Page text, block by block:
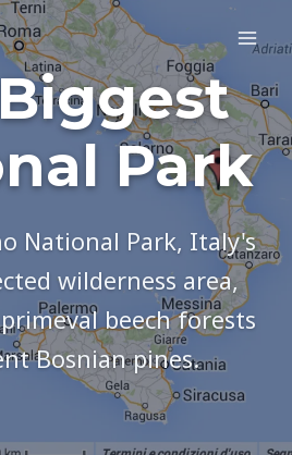
Park
National Park, Italy's
wilderness area,
beech forests
Bosnian pines.